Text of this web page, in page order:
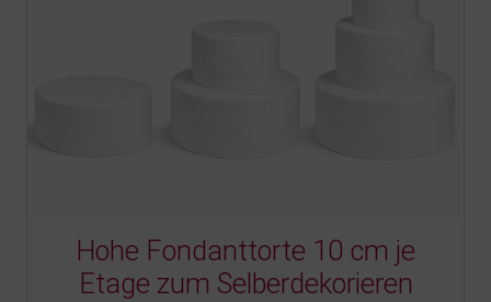
Hohe Fondanttorte 10 cm je
Etage zum Selberdekorieren